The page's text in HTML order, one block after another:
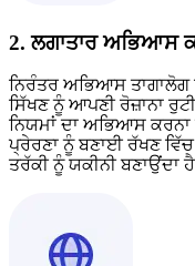
2. ਲਗਾਤਾਰ ਅਭਿਆਸ
ਨਿਰੰਤਰ ਅਭਿਆਸ ਤਾਗਾਲੋਗ
ਸਿੱਖਣ ਨੂੰ ਆਪਣੀ ਰੋਜ਼ਾਨਾ
ਨਿਯਮਾਂ ਦਾ ਅਭਿਆਸ
ਪ੍ਰੇਰਣਾ ਨੂੰ ਬਣਾਈ ਰੱਖਣ
ਤਰੱਕੀ ਨੂੰ ਯਕੀਨੀ ਬਣਾਉਂਦਾ